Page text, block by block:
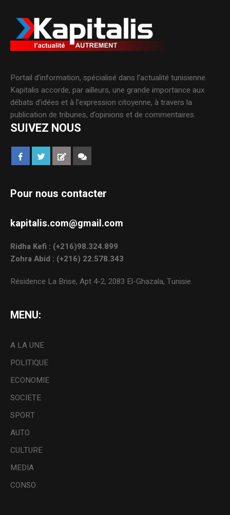
Portail d’information, spécialisé dans l’actualité tunisienne.
Kapitalis accorde, par ailleurs, une grande importance aux
débats d’idées et à l’expression citoyenne, à travers la
publication de tribunes, d’opinions et de commentaires.
SUIVEZ NOUS
Pour nous contacter
kapitalis.com@gmail.com
Ridha Kefi : (+216)98.324.899
Zohra Abid : (+216) 22.578.343
Résidence La Brise, Apt 4-2, 2083 El-Ghazala, Tunisie.
MENU:
A LA UNE
POLITIQUE
ECONOMIE
SOCIETE
SPORT
AUTO
CULTURE
MEDIA
CONSO